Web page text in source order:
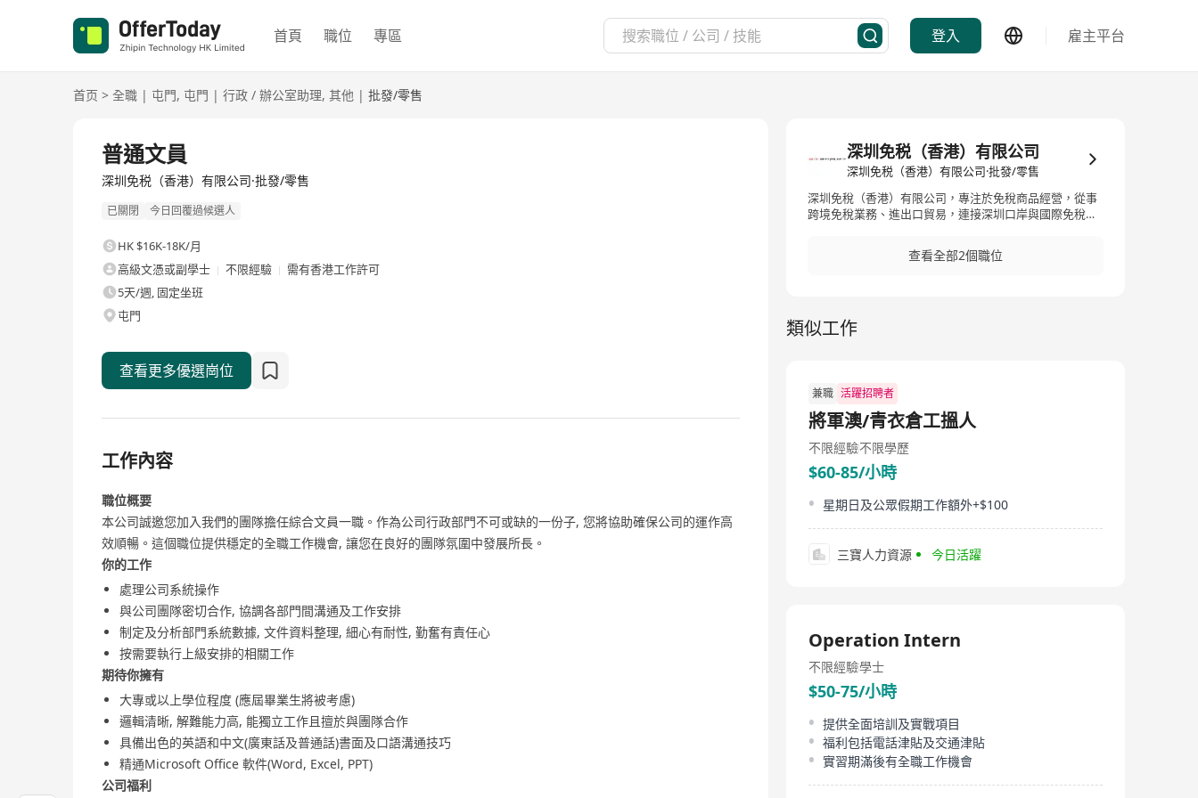
首頁 職位 專區 登入 雇主平台
首页 > 全職 | 屯門, 屯門 | 行政 / 辦公室助理, 其他 | 批發/零售
普通文員
深圳免税（香港）有限公司·批發/零售
已關閉 今日回覆過候選人
HK $16K-18K/月
高級文憑或副學士
不限經驗
需有香港工作許可
5天/週, 固定坐班
屯門
查看更多優選崗位
工作內容
職位概要
本公司誠邀您加入我們的團隊擔任綜合文員一職。作為公司行政部門不可或缺的一份子, 您將協助確保公司的運作高
效順暢。這個職位提供穩定的全職工作機會, 讓您在良好的團隊氛圍中發展所長。
你的工作
處理公司系統操作
與公司團隊密切合作, 協調各部門間溝通及工作安排
制定及分析部門系統數據, 文件資料整理, 細心有耐性, 勤奮有責任心
按需要執行上級安排的相關工作
期待你擁有
大專或以上學位程度 (應屆畢業生將被考慮)
邏輯清晰, 解難能力高, 能獨立工作且擅於與團隊合作
具備出色的英語和中文(廣東話及普通話)書面及口語溝通技巧
精通Microsoft Office 軟件(Word, Excel, PPT)
公司福利
深圳免税（香港）有限公司
深圳免税（香港）有限公司·批發/零售
深圳免稅（香港）有限公司，專注於免稅商品經營，從事
跨境免稅業務、進出口貿易，連接深圳口岸與國際免稅市
查看全部2個職位
類似工作
兼職 活躍招聘者
將軍澳/青衣倉工搵人
不限經驗不限學歷
$60-85/小時
星期日及公眾假期工作額外+$100
三寶人力資源 今日活躍
Operation Intern
不限經驗學士
$50-75/小時
提供全面培訓及實戰項目
福利包括電話津貼及交通津貼
實習期滿後有全職工作機會